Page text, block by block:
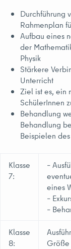
Durchführung
Rahmenplan
Aufbau eines
der
Physik
Stärkere
Unterricht
Ziel ist es, ein
SchülerInnen
Behandlung
Behandlung
Beispielen
Klasse
7:
–
eines
–
–
Klasse
8:
Größe